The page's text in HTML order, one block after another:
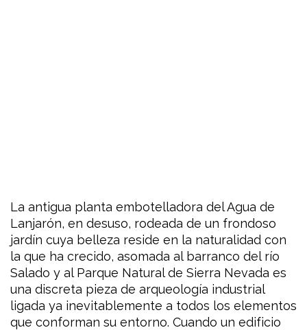
La antigua planta embotelladora del Agua de
Lanjarón, en desuso, rodeada de un frondoso
jardín cuya belleza reside en la naturalidad con
la que ha crecido, asomada al barranco del río
Salado y al Parque Natural de Sierra Nevada es
una discreta pieza de arqueología industrial
ligada ya inevitablemente a todos los elementos
que conforman su entorno. Cuando un edificio